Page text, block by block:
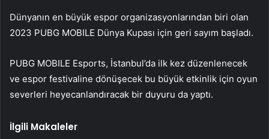
Dünyanın en büyük espor organizasyonlarından biri olan
2023 PUBG MOBILE Dünya Kupası için geri sayım başladı.
PUBG MOBILE Esports, İstanbul’da ilk kez düzenlenecek
ve espor festivaline dönüşecek bu büyük etkinlik için oyun
severleri heyecanlandıracak bir duyuru da yaptı.
İlgili Makaleler